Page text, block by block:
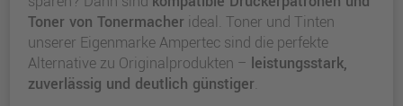
Toner von Tonermacher ideal. Toner und Tinten
unserer Eigenmarke Ampertec sind die perfekte
Alternative zu Originalprodukten – leistungsstark,
zuverlässig und deutlich günstiger.